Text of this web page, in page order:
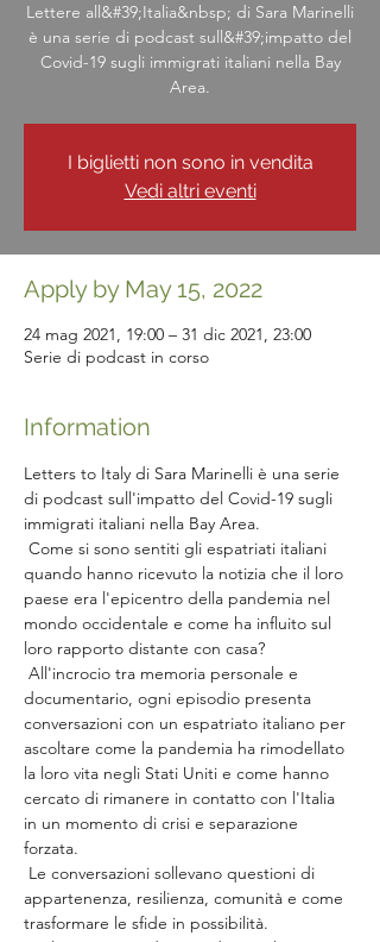
Lettere all&#39;Italia&nbsp; di Sara Marinelli
è una serie di podcast sull&#39;impatto del
Covid-19 sugli immigrati italiani nella Bay
Area.
I biglietti non sono in vendita
Vedi altri eventi
Apply by May 15, 2022
24 mag 2021, 19:00 – 31 dic 2021, 23:00
Serie di podcast in corso
Information
Letters to Italy di Sara Marinelli è una serie
di podcast sull'impatto del Covid-19 sugli
immigrati italiani nella Bay Area.
quando hanno ricevuto la notizia che il loro
paese era l'epicentro della pandemia nel
mondo occidentale e come ha influito sul
loro rapporto distante con casa?
documentario, ogni episodio presenta
conversazioni con un espatriato italiano per
ascoltare come la pandemia ha rimodellato
la loro vita negli Stati Uniti e come hanno
cercato di rimanere in contatto con l'Italia
in un momento di crisi e separazione
forzata.
appartenenza, resilienza, comunità e come
trasformare le sfide in possibilità.